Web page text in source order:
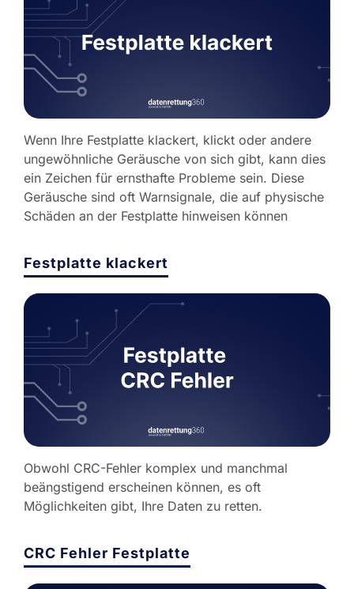
Wenn Ihre Festplatte klackert, klickt oder andere
ungewöhnliche Geräusche von sich gibt, kann dies
ein Zeichen für ernsthafte Probleme sein. Diese
Geräusche sind oft Warnsignale, die auf physische
Schäden an der Festplatte hinweisen können
Festplatte klackert
Obwohl CRC-Fehler komplex und manchmal
beängstigend erscheinen können, es oft
Möglichkeiten gibt, Ihre Daten zu retten.
CRC Fehler Festplatte